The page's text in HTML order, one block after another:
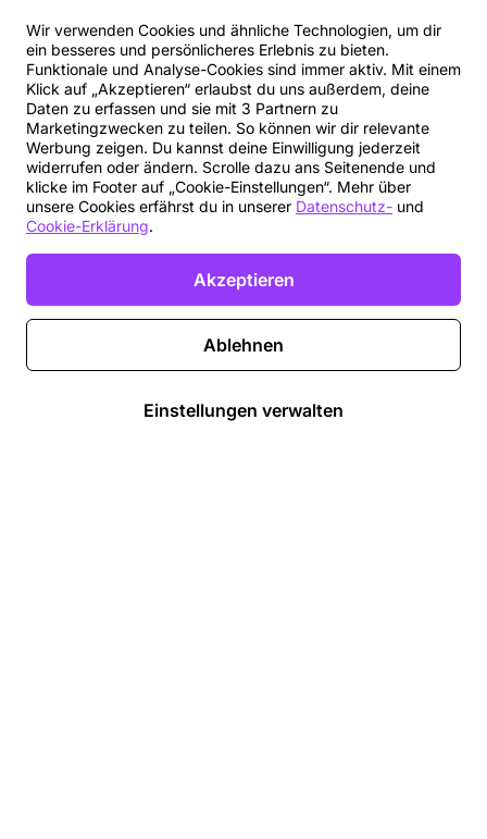
Wir verwenden Cookies und ähnliche Technologien, um dir
ein besseres und persönlicheres Erlebnis zu bieten.
Funktionale und Analyse-Cookies sind immer aktiv. Mit einem
Klick auf „Akzeptieren“ erlaubst du uns außerdem, deine
Daten zu erfassen und sie mit 3 Partnern zu
Marketingzwecken zu teilen. So können wir dir relevante
Werbung zeigen. Du kannst deine Einwilligung jederzeit
widerrufen oder ändern. Scrolle dazu ans Seitenende und
klicke im Footer auf „Cookie-Einstellungen“. Mehr über
unsere Cookies erfährst du in unserer Datenschutz- und
Cookie-Erklärung.
Akzeptieren
Ablehnen
Einstellungen verwalten